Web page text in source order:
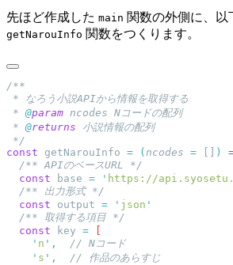
先ほど作成した main 関数の外側に、以
getNarouInfo 関数をつくります。
* @param ncodes
* @returns
const getNarouInfo = ( ncodes = )
  const
base = ' https://
  const
output = ' json
  const
key =
    '
n ' ,
    '
s ' ,